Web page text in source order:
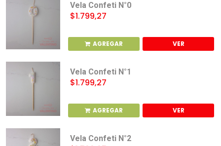
Vela Confeti N°0
$1.799,27
AGREGAR VER
Vela Confeti N°1
$1.799,27
AGREGAR VER
Vela Confeti N°2